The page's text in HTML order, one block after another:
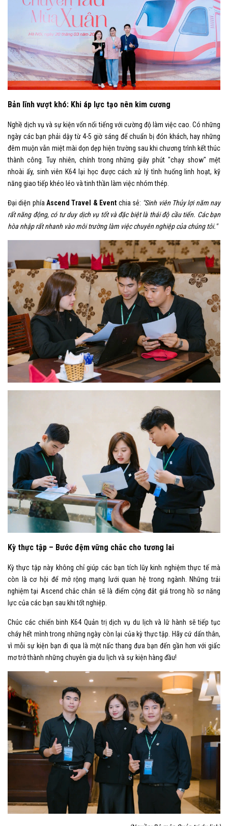
Bản lĩnh vượt khó: Khi áp lực tạo nên kim cương
Nghề dịch vụ và sự kiện vốn nổi tiếng với cường độ làm việc cao. Có những
ngày các bạn phải dậy từ 4-5 giờ sáng để chuẩn bị đón khách, hay những
đêm muộn vẫn miệt mài dọn dẹp hiện trường sau khi chương trình kết thúc
thành công. Tuy nhiên, chính trong những giây phút "chạy show" mệt
nhoài ấy, sinh viên K64 lại học được cách xử lý tình huống linh hoạt, kỹ
năng giao tiếp khéo léo và tinh thần làm việc nhóm thép.
Đại diện phíaAscend Travel & Event chia sẻ: "Sinh viên Thủy lợi năm nay
rất năng động, có tư duy dịch vụ tốt và đặc biệt là thái độ cầu tiến. Các bạn
hòa nhập rất nhanh vào môi trường làm việc chuyên nghiệp của chúng tôi."
Kỳ thực tập – Bước đệm vững chắc cho tương lai
Kỳ thực tập này không chỉ giúp các bạn tích lũy kinh nghiệm thực tế mà
còn là cơ hội để mở rộng mạng lưới quan hệ trong ngành. Những trải
nghiệm tại Ascend chắc chắn sẽ là điểm cộng đắt giá trong hồ sơ năng
lực của các bạn sau khi tốt nghiệp.
Chúc các chiến binh K64 Quản trị dịch vụ du lịch và lữ hành sẽ tiếp tục
cháy hết mình trong những ngày còn lại của kỳ thực tập. Hãy cứ dấn thân,
vì mỗi sự kiện bạn đi qua là một nấc thang đưa bạn đến gần hơn với giấc
mơ trở thành những chuyên gia du lịch và sự kiện hàng đầu!